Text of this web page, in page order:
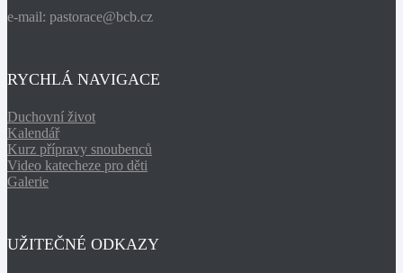
e-mail: pastorace@bcb.cz
RYCHLÁ NAVIGACE
Duchovní život
Kalendář
Kurz přípravy snoubenců
Video katecheze pro děti
Galerie
UŽITEČNÉ ODKAZY